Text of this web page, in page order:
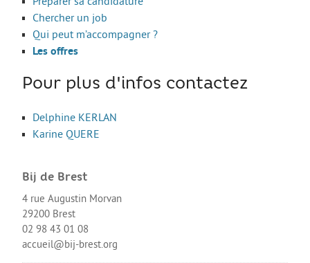
Bafa et animation
La formation continue
Métiers en uniforme
Année de Césure
Préparer son départ
Emploi
Volontariat
Bénévolat
Chercher un job
Qui peut m’accompagner ?
Les offres
Pour plus d'infos contactez
Delphine KERLAN
Karine QUERE
Bij de Brest
4 rue Augustin Morvan
29200 Brest
02 98 43 01 08
accueil@bij-brest.org